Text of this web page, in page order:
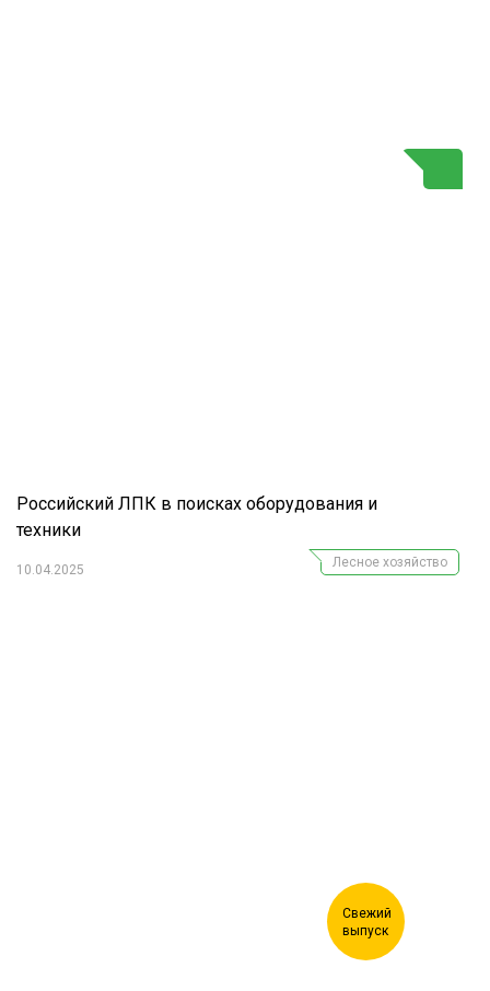
Российский ЛПК в поисках оборудования и
техники
10.04.2025
Лесное хозяйство